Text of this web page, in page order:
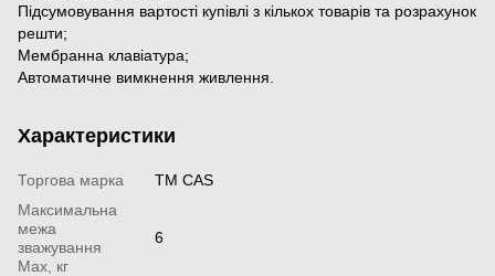
Підсумовування вартості купівлі з кількох товарів та розрахунок
решти;
Мембранна клавіатура;
Автоматичне вимкнення живлення.
Характеристики
Торгова марка
TM CAS
Максимальна
межа
зважування
Мах, кг
6